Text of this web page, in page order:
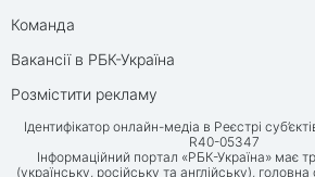
Команда
Вакансії в РБК-Україна
Розмістити рекламу
Ідентифікатор онлайн-медіа в Реєстрі
R40-05347
Інформаційний портал «РБК-Україна» має
(українську, російську та англійську),